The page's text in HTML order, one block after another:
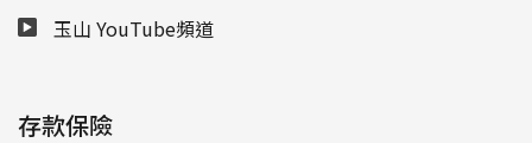
玉山 YouTube頻道
存款保險